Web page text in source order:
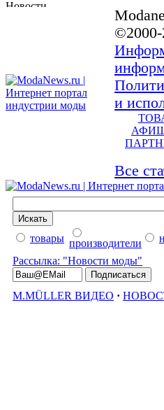
и
Все
товары производители
Рассылка: "Новости моды"
M.MÜLLER ВИДЕО ·